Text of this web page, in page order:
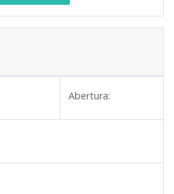
Abertura: